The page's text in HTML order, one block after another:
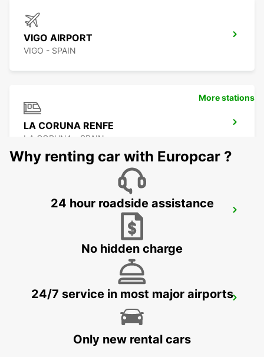
VIGO AIRPORT
VIGO - SPAIN
LA CORUNA RENFE
LA CORUNA - SPAIN
LA CORUNA AIRPORT
More stations
Why renting car with Europcar ?
24 hour roadside assistance
No hidden charge
24/7 service in most major airports
Only new rental cars